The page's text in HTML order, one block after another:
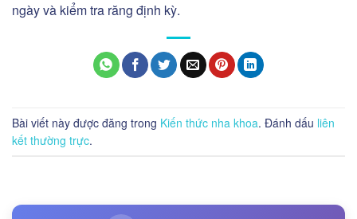
ngày và kiểm tra răng định kỳ.
Bài viết này được đăng trong Kiến thức nha khoa. Đánh dấu liên
kết thường trực.